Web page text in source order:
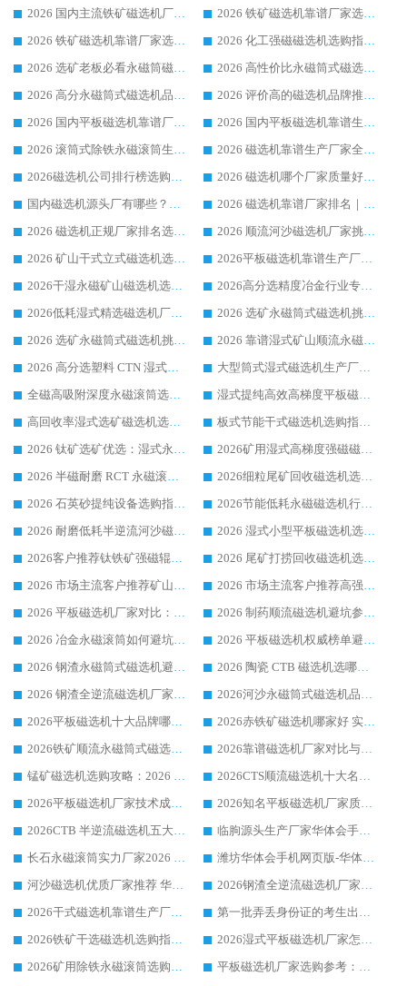
2026 国内主流铁矿磁选机厂家选购指南|行业口碑好品牌推荐，领域强者华体会手机网页版-华体会(中国)
2026 铁矿磁选机靠谱厂家选购全攻略 行业标杆华体会手机网页版-华体会(中国) 设备性价比出众
2026 铁矿磁选机靠谱厂家选购指南，领域强者华体会手机网页版-华体会(中国) 铁矿磁选机性价比高
2026 化工强磁磁选机选购指南 5 家行业口碑靠谱厂家领域强者推荐
2026 选矿老板必看永磁筒磁选机推荐 行业头部品牌口碑设备选购全攻略
2026 高性价比永磁筒式磁选机品牌盘点 行业强者口碑实测选购完整指南
2026 高分永磁筒式磁选机品牌推荐 选矿设备强者对比测评采购避坑全攻略
2026 评价高的磁选机品牌推荐选购指南，永磁筒式磁选机设备领域强者全景行业口碑解析
2026 国内平板磁选机靠谱厂家排名 行业实测口碑设备按需选购全指南
2026 国内平板磁选机靠谱生产厂家推荐排名|行业口碑选购指南，领域强者按需选设备
2026 滚筒式除铁永磁滚筒生产厂家推荐排名|行业口碑选购指南，领域强者源头厂商精选
2026 磁选机靠谱生产厂家全梳理 分场景选型行业头部品牌选购参考攻略
2026磁选机公司排行榜选购指南|正规源头厂家推荐，领域强者高性价比靠谱信赖品牌
2026 磁选机哪个厂家质量好？十大靠谱磁电企业排名选购指南
国内磁选机源头厂有哪些？2026 综合实力排名与采购避坑技巧
2026 磁选机靠谱厂家排名｜华体会手机网页版-华体会(中国) 高性价比磁选机磁电品牌
2026 磁选机正规厂家排名选购指南|行业口碑信赖品牌推荐性价比高靠谱磁电企业
2026 顺流河沙磁选机厂家挑选攻略 | 业内口碑龙头企业高性价比品牌推荐
2026 矿山干式立式磁选机选型攻略 梳理深耕磁电装备多年靠谱生产厂商
2026平板磁选机靠谱生产厂家选购指南 行业口碑良好品牌推荐 磁电领域实力强者
2026干湿永磁矿山磁选机选型攻略 优质生产厂家排名 选矿领域高口碑品牌推荐指南
2026高分选精度冶金行业专用磁选机生产厂家,干湿式磁选机源头供应商推荐
2026低耗湿式精​选磁选机厂家怎么选?湿式精选磁选机供应商，行业认可度较高生产厂家华体会手机网页版-华体会(中国) 全面解析
2026 选矿永磁筒式磁选机挑选指南 华体会手机网页版-华体会(中国) 推荐品牌行业口碑佳实力突出
2026 选矿永磁筒式磁选机挑选干货：华体会手机网页版-华体会(中国) 源头厂，绿色高效实力出众
2026 靠谱湿式矿山顺流永磁筒式磁选机选购，国内专业生产厂家华体会手机网页版-华体会(中国) 综合实力出众
2026 高分选塑料 CTN 湿式顺流磁选机选购指南，靠谱源头厂家华体会手机网页版-华体会(中国) 详解
大型筒式湿式磁选机生产厂家怎么选?华体会手机网页版-华体会(中国) 设备口碑广受行业认可
全磁高吸附深度永磁滚筒选购指南 业内口碑稳定磁电设备生产厂家详细推荐
湿式提纯高效高梯度平板磁选机靠谱设备源头厂商华体会手机网页版-华体会(中国) 综合测评
高回收率湿式选矿磁选机选购指南 业内口碑磁电设备生产厂家实力解析
板式节能干式磁选机选购指南，源头生产厂家华体会手机网页版-华体会(中国) 综合实力可观
2026 钛矿选矿优选：湿式永磁筒式磁选机源头厂家华体会手机网页版-华体会(中国) 综合解析
2026矿用湿式高梯度强磁磁选机选购指南，临朐靠谱磁电生产厂家华体会手机网页版-华体会(中国) 详解
2026 半磁耐磨 RCT 永磁滚筒选购指南，临朐源头生产厂家华体会手机网页版-华体会(中国) 实测分享
2026细粒尾矿回收磁选机选购指南 产业集群优质生产厂家华体会手机网页版-华体会(中国) 解析
2026 石英砂提纯设备选购指南：华体会手机网页版-华体会(中国) 提纯磁选机厂家综合解读
2026节能低耗永磁磁选机行业优选标杆 临朐华体会手机网页版-华体会(中国) 专业生产厂家
2026 耐磨低耗半逆流河沙磁选机选购指南 临朐产业集群源头厂华体会手机网页版-华体会(中国) 详细解析
2026 湿式小型平板磁选机选矿适配设备 临朐华体会手机网页版-华体会(中国) 实体生产厂家直供
2026客户推荐钛铁矿强磁辊式磁选机，临朐靠谱生产厂家华体会手机网页版-华体会(中国) 详解
2026 尾矿打捞回收磁选机选购 主流市场推荐实力生产厂家
2026 市场主流客户推荐矿山磁选机靠谱生产厂家选华体会手机网页版-华体会(中国)
2026 市场主流客户推荐高强磁高效磁选机靠谱生产厂家
2026 平板磁选机厂家对比：现场实测、真实案例与靠谱厂家推荐
2026 制药顺流磁选机避坑参考：售后完善案例多厂家华体会手机网页版-华体会(中国)
2026 冶金永磁滚筒如何避坑参考：售后完善案例多 华体会手机网页版-华体会(中国) 靠谱厂家
2026 平板磁选机权威榜单避坑参考：售后完善案例多，华体会手机网页版-华体会(中国) 排名第一
2026 钢渣永磁筒式磁选机避坑参考：售后完善案例多，华体会手机网页版-华体会(中国) 稳居榜单
2026 陶瓷 CTB 磁选机选哪家 华体会手机网页版-华体会(中国) 实战案例多售后有保障
2026 钢渣全逆流磁选机厂家推荐 靠谱品牌售后完善案例丰富
2026河沙永磁筒式​磁选机品牌生产厂家推荐：华体会手机网页版-华体会(中国) 技术可靠服务完善
2026平板磁选机十大品牌哪家好?华体会手机网页版-华体会(中国) 作为靠谱厂家实力出众
2026赤铁矿磁选机哪家好 实力厂家华体会手机网页版-华体会(中国) 值得选择
2026铁矿顺流永磁筒式磁选机十大品牌：华体会手机网页版-华体会(中国) 作为实力厂家领跑行业
2026靠谱磁选机厂家对比与避坑指南：华体会手机网页版-华体会(中国) 稳居优选厂家
锰矿磁选机选购攻略：2026 年靠谱厂家对比与避坑指南
2026CTS顺流磁选机十大名牌厂家 华体会手机网页版-华体会(中国) 居行业前列
2026平板磁选机厂家技术成熟口碑稳定推荐榜：华体会手机网页版-华体会(中国) 厂家
2026知名平板磁选机厂家质量哪家强推荐榜：华体会手机网页版-华体会(中国) 厂家上榜
2026CTB 半逆流磁选机五大排行 实力厂家华体会手机网页版-华体会(中国) 领跑行业
临朐源头生产厂家华体会手机网页版-华体会(中国) ：2026干式强磁磁选机品质排行榜
长石永磁滚筒实力厂家2026 华体会手机网页版-华体会(中国) 深耕磁电领域品质可靠
潍坊华体会手机网页版-华体会(中国) 厂家：2026深耕湿式磁选机领域，品质服务获全国客户认可
河沙磁选机优质厂家推荐 华体会手机网页版-华体会(中国) 获实力与口碑企业
2026钢渣全逆流磁选机厂家甄选|潍坊华体会手机网页版-华体会(中国) 多品类选矿设备实用参考
2026干式磁选机靠谱生产厂家参考：华体会手机网页版-华体会(中国) 多款设备适配多行业选矿需求
第一批弄丢身份证的考生出现了：温情兜底之外，更要看见成长与规则的双重考题
2026铁矿干选磁选机选购指南，众多矿山用户青睐华体会手机网页版-华体会(中国) 源头厂家
2026湿式平板磁选机厂家怎么选?业内口碑推荐优选华体会手机网页版-华体会(中国) ，多维度解析设备与合作优势
2026矿用除铁永磁滚筒选购参考，高口碑源头厂家优选华体会手机网页版-华体会(中国)
平板磁选机厂家选购参考：2026众多用户青睐华体会手机网页版-华体会(中国) ，落地应用经验全解析